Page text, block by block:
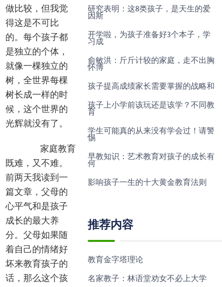
做比较，但我觉
得这是不可比
的。每个孩子都
是独立的个体，
就像一棵独立的
树，全世界每棵
树长成一样的时
候，这个世界的
光辉就没有了。
家庭教育
既难，又不难。
前两天我读到一
篇文章，父母的
心平气和是孩子
成长的最大养
分。父母如果随
着自己的情绪好
坏来教育孩子的
话，那么这个孩
研究表明：这8类孩子，是天生的爱
因斯
开学啦，为孩子准备好3个本子，学
习成
俞敏洪：斤斤计较的家庭，走不出胸
怀博
孩子提高成绩家长需要掌握的战略和
孩子上小学前该玩还是该学？不同教
育
学生可能真的从来没有学会过！请警
惕
早教知识：艺术教育对孩子的成长有
何
影响孩子一生的十大黄金教育法则
推荐内容
教育金字塔理论
名家教子：林语堂劝女不必上大学